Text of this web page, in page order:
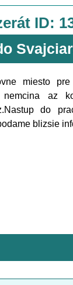
ID:
miesto pre
az
do
blizsie